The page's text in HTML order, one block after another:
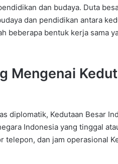
dan budaya. Duta
dan pendidikan antara
beberapa bentuk kerja sama
Mengenai
diplomatik, Kedutaan Besar
Indonesia yang tinggal
telepon, dan jam operasional